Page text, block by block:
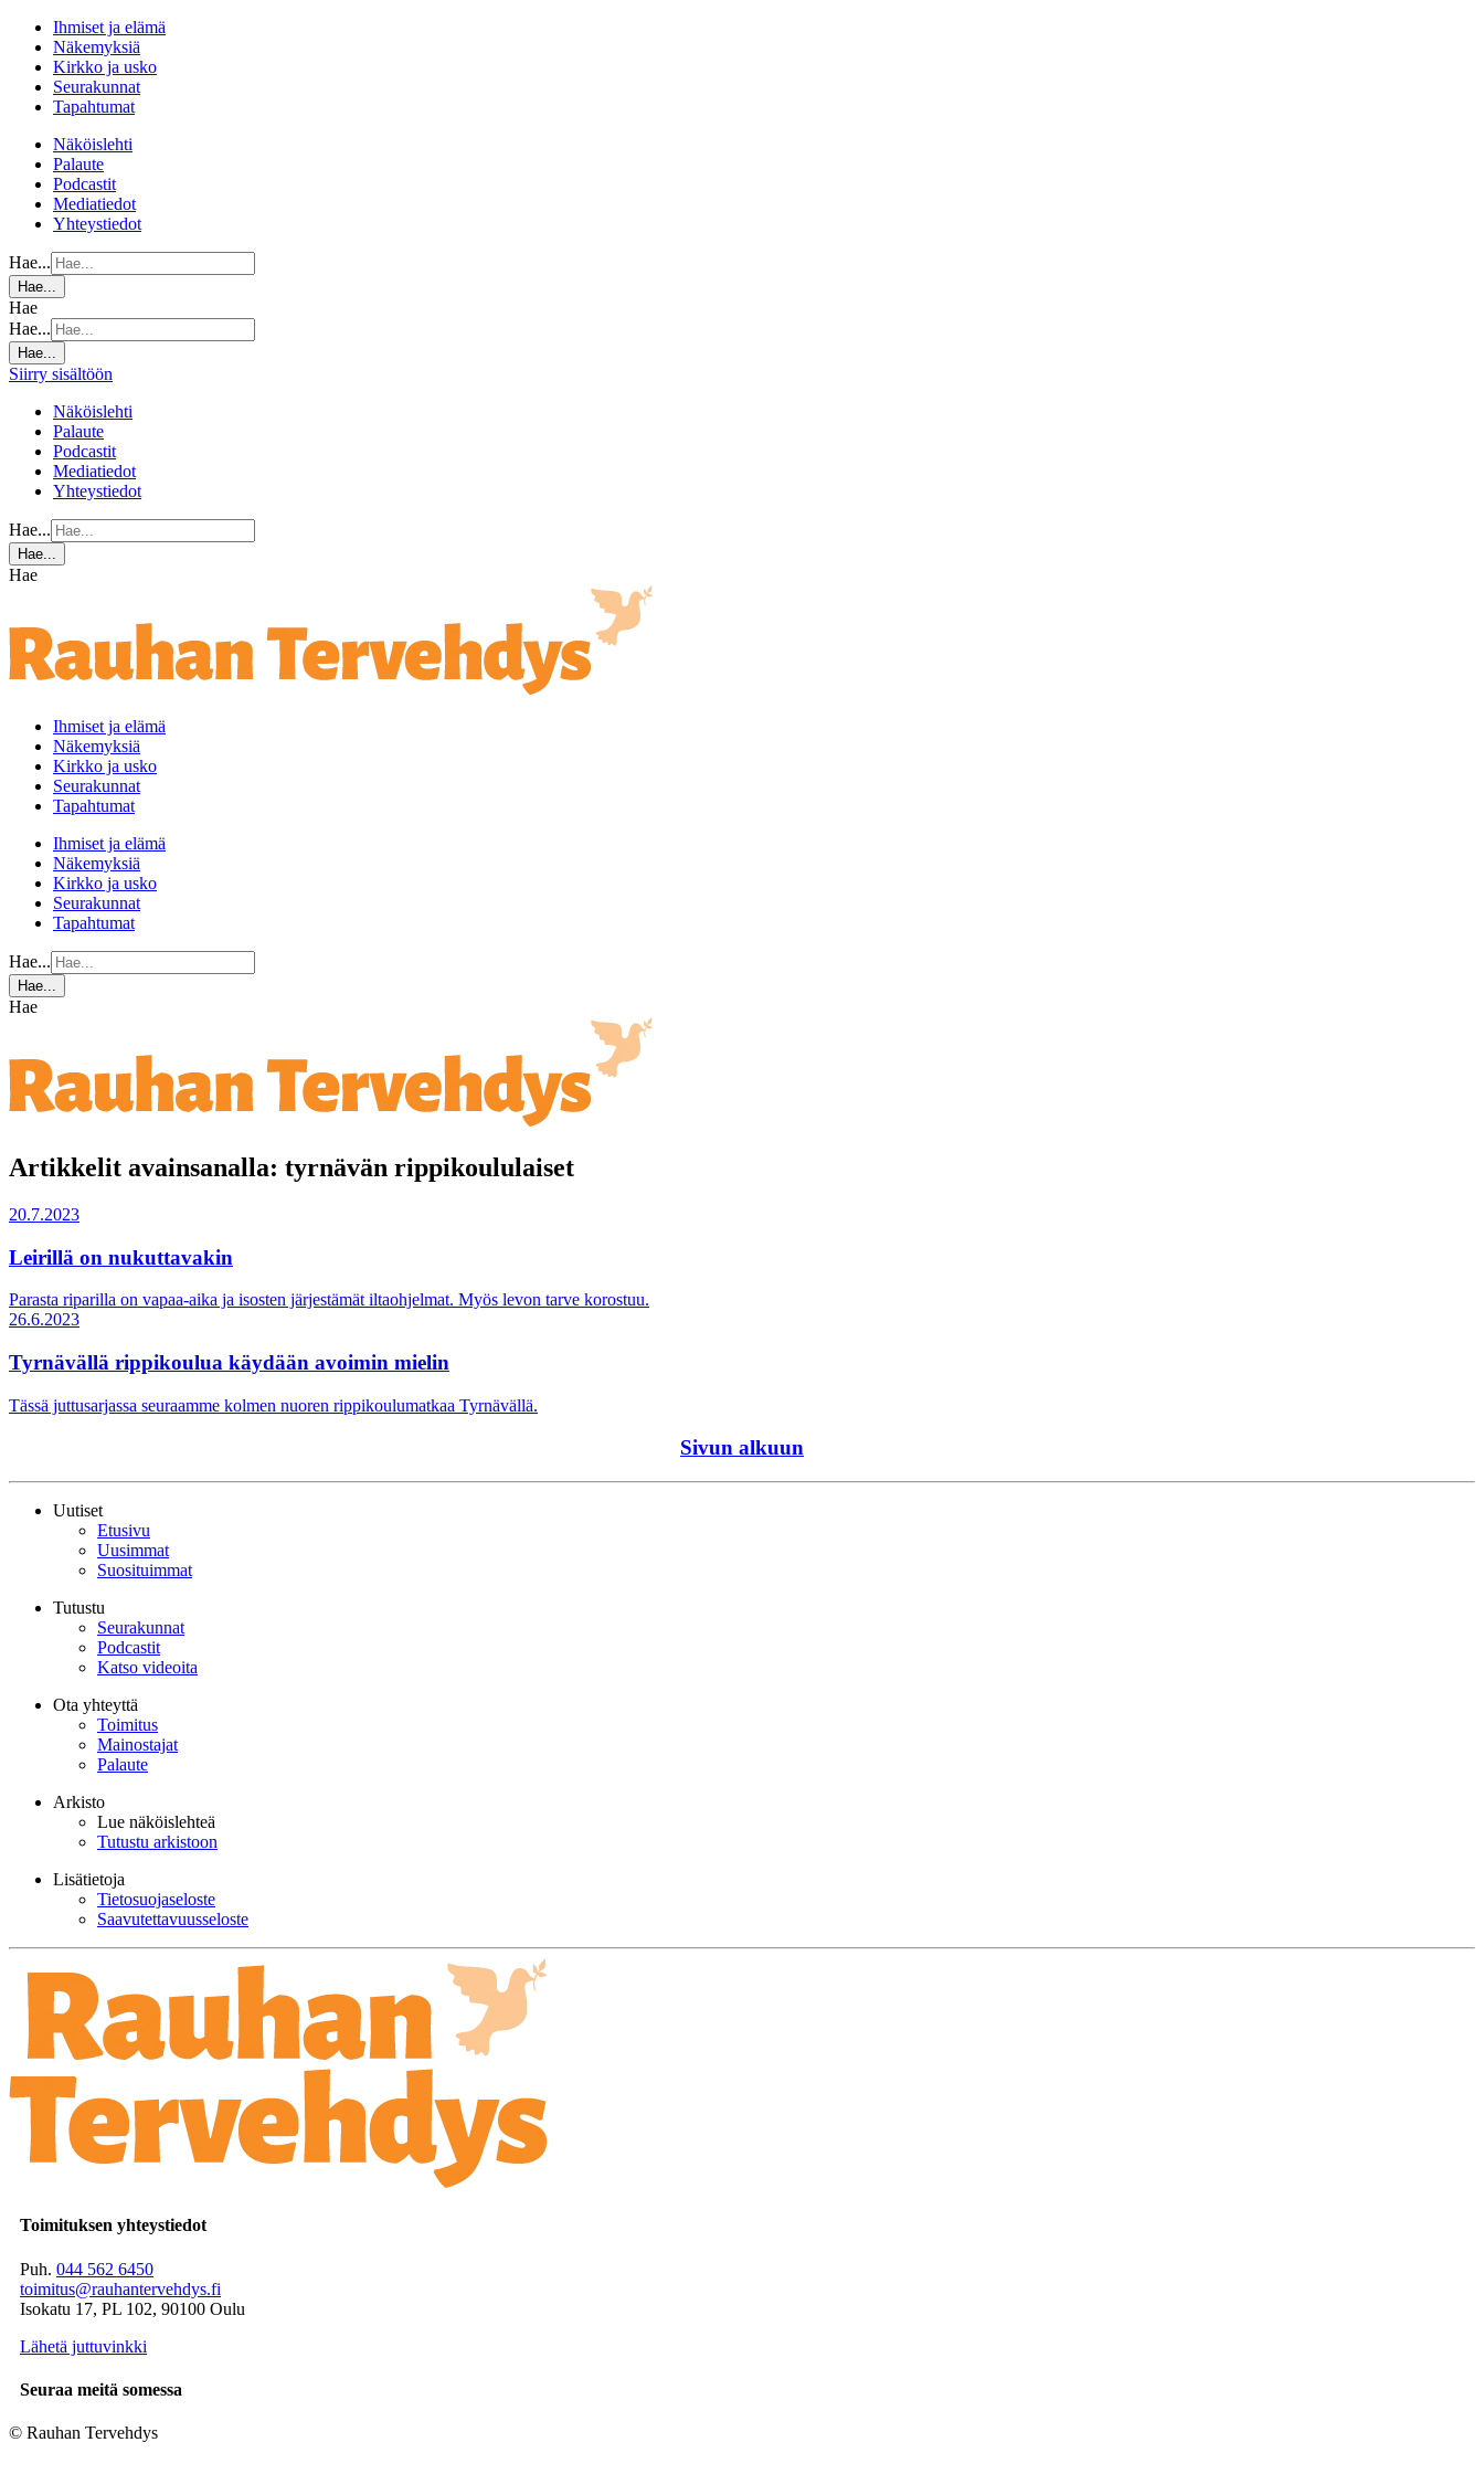
Ihmiset ja elämä
Näkemyksiä
Kirkko ja usko
Seurakunnat
Tapahtumat
Näköislehti
Palaute
Podcastit
Mediatiedot
Yhteystiedot
Hae...
Hae...
Hae
Hae...
Hae...
Siirry sisältöön
Näköislehti
Palaute
Podcastit
Mediatiedot
Yhteystiedot
Hae...
Hae...
Hae
Ihmiset ja elämä
Näkemyksiä
Kirkko ja usko
Seurakunnat
Tapahtumat
Ihmiset ja elämä
Näkemyksiä
Kirkko ja usko
Seurakunnat
Tapahtumat
Hae...
Hae...
Hae
Artikkelit avainsanalla: tyrnävän rippikoululaiset
20.7.2023
Leirillä on nukuttavakin
Parasta riparilla on vapaa-aika ja isosten järjestämät iltaohjelmat. Myös levon tarve korostuu.
26.6.2023
Tyrnävällä rippikoulua käydään avoimin mielin
Tässä juttusarjassa seuraamme kolmen nuoren rippikoulumatkaa Tyrnävällä.
Sivun alkuun
Uutiset
Etusivu
Uusimmat
Suosituimmat
Tutustu
Seurakunnat
Podcastit
Katso videoita
Ota yhteyttä
Toimitus
Mainostajat
Palaute
Arkisto
Lue näköislehteä
Tutustu arkistoon
Lisätietoja
Tietosuojaseloste
Saavutettavuusseloste
Toimituksen yhteystiedot
Puh. 044 562 6450
toimitus@rauhantervehdys.fi
Isokatu 17, PL 102, 90100 Oulu
Lähetä juttuvinkki
Seuraa meitä somessa
© Rauhan Tervehdys